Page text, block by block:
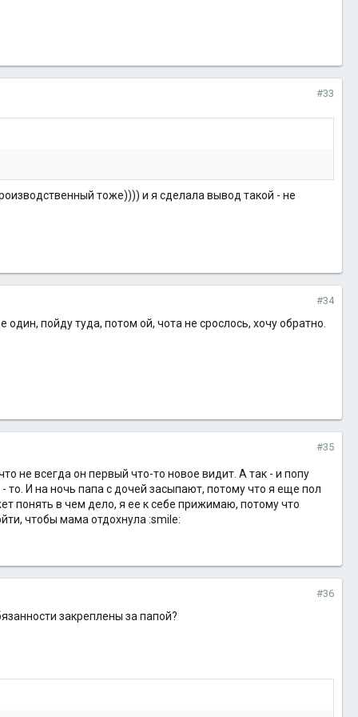
#33
тоже)))) и я сделала вывод такой - не
#34
пойду туда, потом ой, чота не срослось, хочу обратно.
#35
не всегда он первый что-то новое видит. А так - и попу
то. И на ночь папа с дочей засыпают, потому что я еще пол
понять в чем дело, я ее к себе прижимаю, потому что
чтобы мама отдохнула :smile:
#36
закреплены за папой?